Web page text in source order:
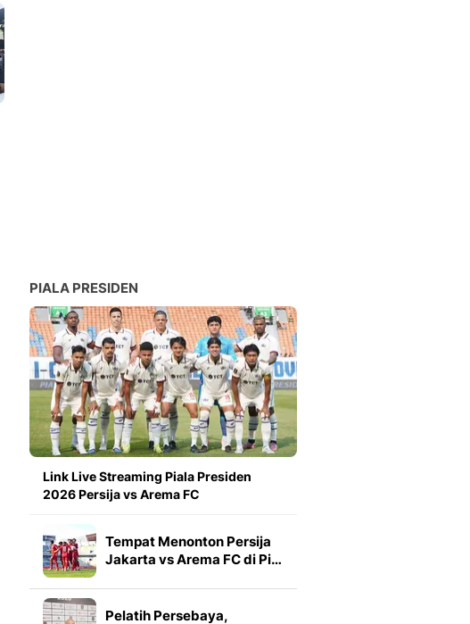
PIALA PRESIDEN
Link Live Streaming Piala Presiden
2026 Persija vs Arema FC
Tempat Menonton Persija
Jakarta vs Arema FC di Pi…
Pelatih Persebaya,